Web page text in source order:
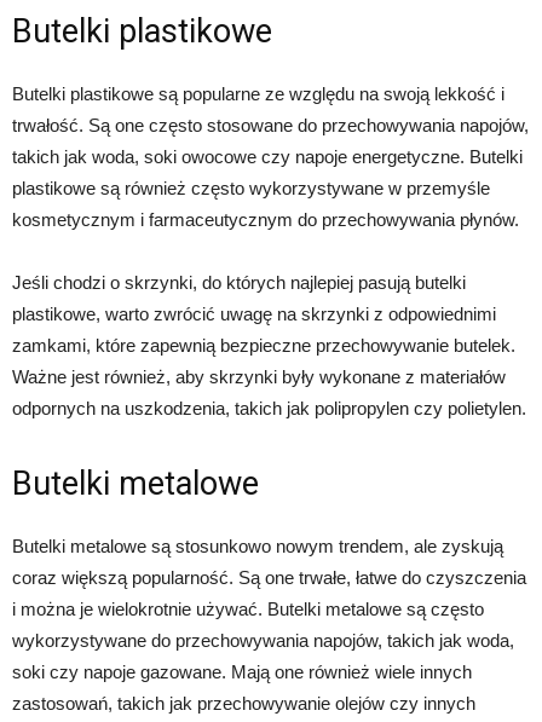
Butelki plastikowe
Butelki plastikowe są popularne ze względu na swoją lekkość i
trwałość. Są one często stosowane do przechowywania napojów,
takich jak woda, soki owocowe czy napoje energetyczne. Butelki
plastikowe są również często wykorzystywane w przemyśle
kosmetycznym i farmaceutycznym do przechowywania płynów.
Jeśli chodzi o skrzynki, do których najlepiej pasują butelki
plastikowe, warto zwrócić uwagę na skrzynki z odpowiednimi
zamkami, które zapewnią bezpieczne przechowywanie butelek.
Ważne jest również, aby skrzynki były wykonane z materiałów
odpornych na uszkodzenia, takich jak polipropylen czy polietylen.
Butelki metalowe
Butelki metalowe są stosunkowo nowym trendem, ale zyskują
coraz większą popularność. Są one trwałe, łatwe do czyszczenia
i można je wielokrotnie używać. Butelki metalowe są często
wykorzystywane do przechowywania napojów, takich jak woda,
soki czy napoje gazowane. Mają one również wiele innych
zastosowań, takich jak przechowywanie olejów czy innych